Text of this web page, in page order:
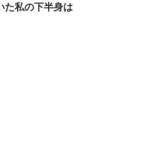
た私の下半身は